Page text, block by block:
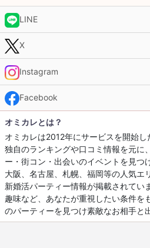
LINE
X
Instagram
Facebook
オミカレとは？
オミカレは2012年にサービスを開始し
独自のランキングや口コミ情報を元に
ー・街コン・出会いのイベントを見つ
大阪、名古屋、札幌、福岡等の人気エ
新婚活パーティー情報が掲載されてい
趣味など、あなたが重視したい条件を
のパーティーを見つけ素敵なお相手と